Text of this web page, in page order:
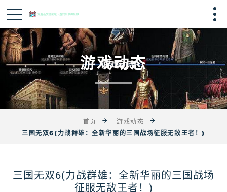
游戏动态
首页
游戏动态
三国无双6(力战群雄：全新华丽的三国战场征服无敌王者！)
三国无双6(力战群雄：全新华丽的三国战场
征服无敌王者！)